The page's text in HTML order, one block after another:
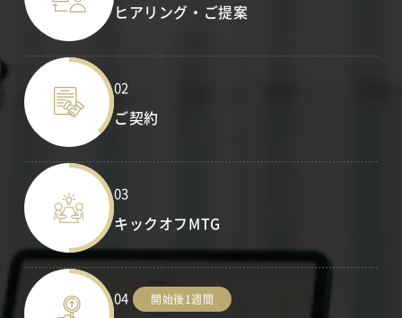
ヒアリング・ご提案
02
ご契約
03
キックオフMTG
04 開始後1週間